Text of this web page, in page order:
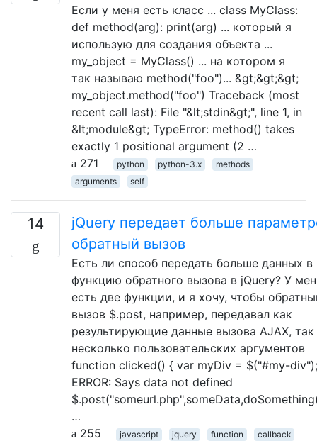
Если у меня есть класс ... class MyClass:
def method(arg): print(arg) ... который я
использую для создания объекта ...
my_object = MyClass() ... на котором я
так называю method("foo")... &gt;&gt;&gt;
my_object.method("foo") Traceback (most
recent call last): File "&lt;stdin&gt;", line 1, in
&lt;module&gt; TypeError: method() takes
exactly 1 positional argument (2 …
271
python python-3.x
methods
arguments
self
14
jQuery передает больше
обратный вызов
Есть ли способ передать больше данных в
функцию обратного вызова в jQuery? У
есть две функции, и я хочу, чтобы
вызов $.post, например, передавал как
результирующие данные вызова AJAX,
несколько пользовательских аргументов
function clicked() { var myDiv = $("#my-
ERROR: Says data not defined
…
255
javascript jquery function
callback